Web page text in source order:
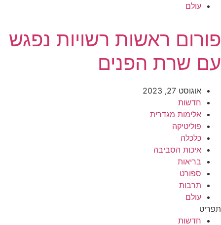
עולם
פורום ראשות רשויות נפגש
עם שרת הפנים
אוגוסט 27, 2023
חדשות
אלימות מגדרית
פוליטיקה
כלכלה
איכות הסביבה
בריאות
ספורט
תרבות
עולם
תפריט
חדשות